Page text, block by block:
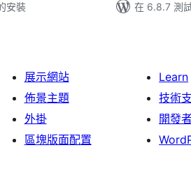
安裝
在 6.8.7 測
展示網站
佈景主題
外掛
區塊版面配置
Learn
技術
開發